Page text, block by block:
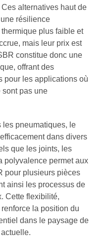
alternatives haut de
résilience
plus faible et
mais leur prix est
constitue donc une
offrant des
pour les applications où
sont pas une
les pneumatiques, le
dans divers
que les joints, les
polyvalence permet aux
pour plusieurs pièces
ainsi les processus de
Cette flexibilité,
la position du
dans le paysage de